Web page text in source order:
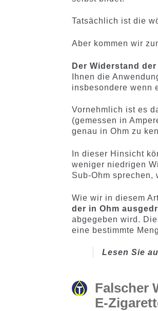
Tatsächlich ist die
Aber kommen wir
Der Widerstand
Ihnen die
insbesondere wenn
Vornehmlich ist es
(gemessen in
genau in Ohm zu
In dieser Hinsicht
weniger niedrigen
Sub-Ohm
Wie wir in diesem
der in Ohm
abgegeben wird.
eine bestimmte
Lesen Sie
Falscher
E-